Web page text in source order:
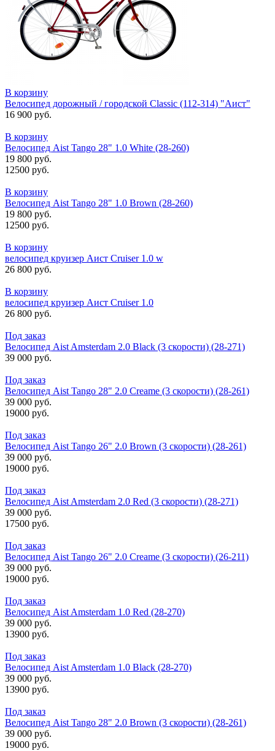
В корзину
Велосипед дорожный / городской Classic (112-314) "Аист"
16 900 руб.
В корзину
Велосипед Aist Tango 28" 1.0 White (28-260)
19 800 руб.
12500 руб.
В корзину
Велосипед Aist Tango 28" 1.0 Brown (28-260)
19 800 руб.
12500 руб.
В корзину
велосипед круизер Аист Cruiser 1.0 w
26 800 руб.
В корзину
велосипед круизер Аист Cruiser 1.0
26 800 руб.
Под заказ
Велосипед Aist Amsterdam 2.0 Black (3 скорости) (28-271)
39 000 руб.
Под заказ
Велосипед Aist Tango 28" 2.0 Creame (3 скорости) (28-261)
39 000 руб.
19000 руб.
Под заказ
Велосипед Aist Tango 26" 2.0 Brown (3 скорости) (28-261)
39 000 руб.
19000 руб.
Под заказ
Велосипед Aist Amsterdam 2.0 Red (3 скорости) (28-271)
39 000 руб.
17500 руб.
Под заказ
Велосипед Aist Tango 26" 2.0 Creame (3 скорости) (26-211)
39 000 руб.
19000 руб.
Под заказ
Велосипед Aist Amsterdam 1.0 Red (28-270)
39 000 руб.
13900 руб.
Под заказ
Велосипед Aist Amsterdam 1.0 Black (28-270)
39 000 руб.
13900 руб.
Под заказ
Велосипед Aist Tango 28" 2.0 Brown (3 скорости) (28-261)
39 000 руб.
19000 руб.